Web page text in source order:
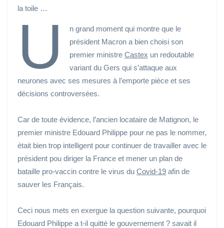
la toile …
U
n grand moment qui montre que le
président Macron a bien choisi son
premier ministre Castex un redoutable
variant du Gers qui s’attaque aux
neurones avec ses mesures à l’emporte pièce et ses
décisions controversées.
Car de toute évidence, l’ancien locataire de Matignon, le
premier ministre Edouard Philippe pour ne pas le nommer,
était bien trop intelligent pour continuer de travailler avec le
président pou diriger la France et mener un plan de
bataille pro-vaccin contre le virus du Covid-19 afin de
sauver les Français.
Ceci nous mets en exergue la question suivante, pourquoi
Edouard Philippe a t-il quitté le gouvernement ? savait il